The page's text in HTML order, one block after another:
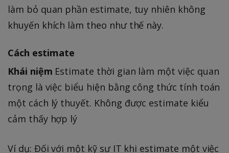
làm bỏ quan phần estimate, tuy nhiên không
khuyến khích làm theo như thế này.
Cách estimate
Khái niệm Estimate thời gian làm một việc quan
trọng là việc biểu hiện bằng công thức tính toán
một cách lý thuyết. Không được estimate kiểu
cảm thấy hợp lý
Ví dụ: Đối với một kỹ sư IT khi estimate một việc